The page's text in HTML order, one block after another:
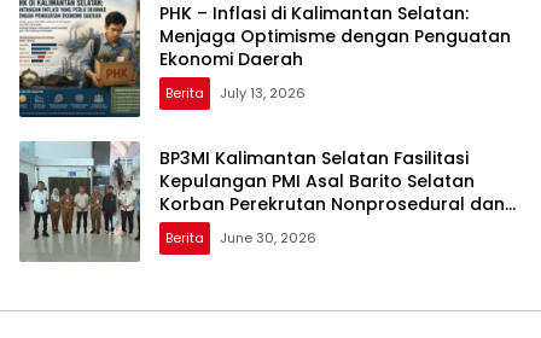
PHK – Inflasi di Kalimantan Selatan:
Menjaga Optimisme dengan Penguatan
Ekonomi Daerah
Berita July 13, 2026
BP3MI Kalimantan Selatan Fasilitasi
Kepulangan PMI Asal Barito Selatan
Korban Perekrutan Nonprosedural dan
Eksploitasi di Kamboja
Berita June 30, 2026